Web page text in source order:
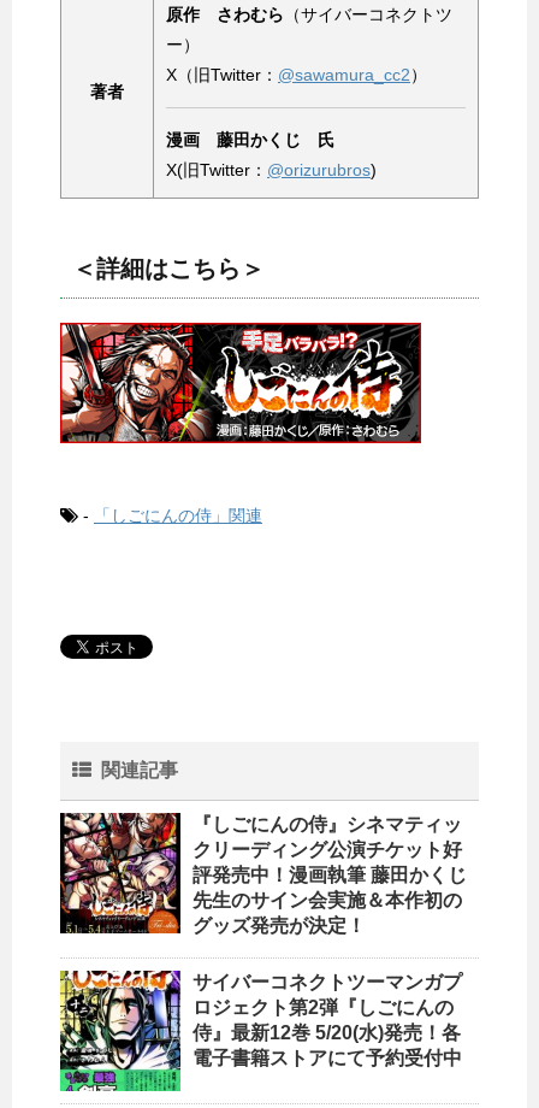
著者
原作 さわむら （サイバーコネクトツ
ー）
X（旧Twitter： @sawamura_cc2）​
漫画 藤田かくじ 氏
X(旧Twitter： @orizurubros)
＜詳細はこちら＞
- 「しごにんの侍」関連
関連記事
『しごにんの侍』シネマティッ
クリーディング公演チケット好
評発売中！漫画執筆 藤田かくじ
先生のサイン会実施＆本作初の
グッズ発売が決定！
サイバーコネクトツーマンガプ
ロジェクト第2弾『しごにんの
侍』最新12巻 5/20(水)発売！各
電子書籍ストアにて予約受付中